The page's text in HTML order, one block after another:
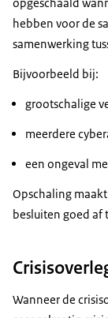
opgeschaald
hebben voor de
samenwerking
Bijvoorbeeld bij:
grootschalige
meerdere
een ongeval
Opschaling
besluiten goed af
Wanneer de